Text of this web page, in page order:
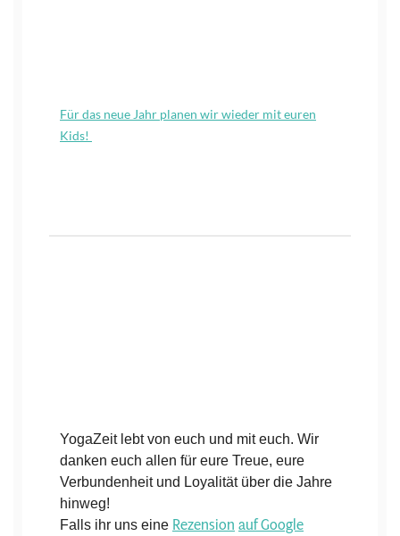
Für das neue Jahr planen wir wieder mit euren
Kids!
YogaZeit lebt von euch und mit euch. Wir
danken euch allen für eure Treue, eure
Verbundenheit und Loyalität über die Jahre
hinweg!
Falls ihr uns eine Rezension auf Google